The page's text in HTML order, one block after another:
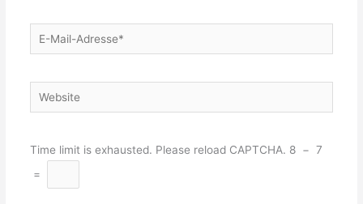
E-
Mail-
Website
Time limit is exhausted. Please reload CAPTCHA. 8 − 7
=